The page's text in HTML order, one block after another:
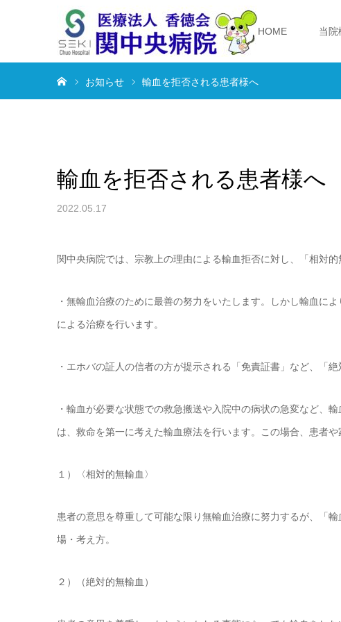
HOME 当院
お知らせ 輸血を拒否される患者様へ
輸血を拒否される患者様へ
2022.05.17
関中央病院では、宗教上の理由による輸血拒否に対し、「相対
・無輸血治療のために最善の努力をいたします。しかし輸血に
による治療を行います。
・エホバの証人の信者の方が提示される「免責証書」など、「
・輸血が必要な状態での救急搬送や入院中の病状の急変など、
は、救命を第一に考えた輸血療法を行います。この場合、患者や
１）〈相対的無輸血〉
患者の意思を尊重して可能な限り無輸血治療に努力するが、「
場・考え方。
２）（絶対的無輸血）